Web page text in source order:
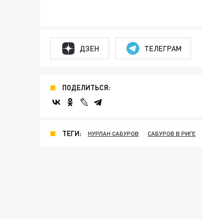
ДЗЕН ТЕЛЕГРАМ
ПОДЕЛИТЬСЯ:
ТЕГИ: НУРЛАН САБУРОВ САБУРОВ В РИГЕ